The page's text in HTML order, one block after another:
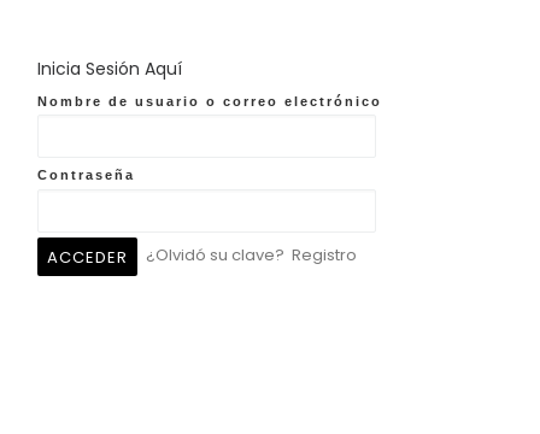
Inicia Sesión Aquí
Nombre de usuario o correo electrónico
Contraseña
¿Olvidó su clave? Registro